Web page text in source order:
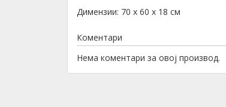
Димензии: 70 х 60 х 18 см
Коментари
Нема коментари за овој производ.